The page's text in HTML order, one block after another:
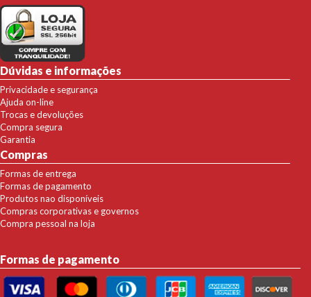
Dúvidas e informações
Privacidade e segurança
Ajuda on-line
Trocas e devoluções
Compra segura
Garantia
Compras
Formas de entrega
Formas de pagamento
Produtos nao disponíveis
Compras corporativas e governos
Compra pessoal na loja
Formas de pagamento